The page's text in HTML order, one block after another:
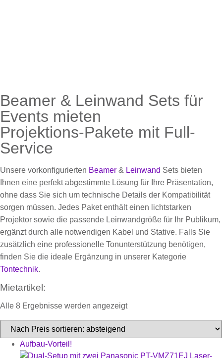
Beamer & Leinwand Sets für
Events mieten
Projektions-Pakete mit Full-
Service
Unsere vorkonfigurierten Beamer & Leinwand Sets bieten
Ihnen eine perfekt abgestimmte Lösung für Ihre Präsentation,
ohne dass Sie sich um technische Details der Kompatibilität
sorgen müssen. Jedes Paket enthält einen lichtstarken
Projektor sowie die passende Leinwandgröße für Ihr Publikum,
ergänzt durch alle notwendigen Kabel und Stative. Falls Sie
zusätzlich eine professionelle Tonunterstützung benötigen,
finden Sie die ideale Ergänzung in unserer Kategorie
Tontechnik.
Mietartikel:
Alle 8 Ergebnisse werden angezeigt
Aufbau-Vorteil!